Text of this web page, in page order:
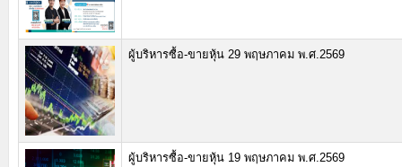
ผู้บริหารซื้อ-ขายหุ้น 29 พฤษภาคม พ.ศ.2569
ผู้บริหารซื้อ-ขายหุ้น 19 พฤษภาคม พ.ศ.2569